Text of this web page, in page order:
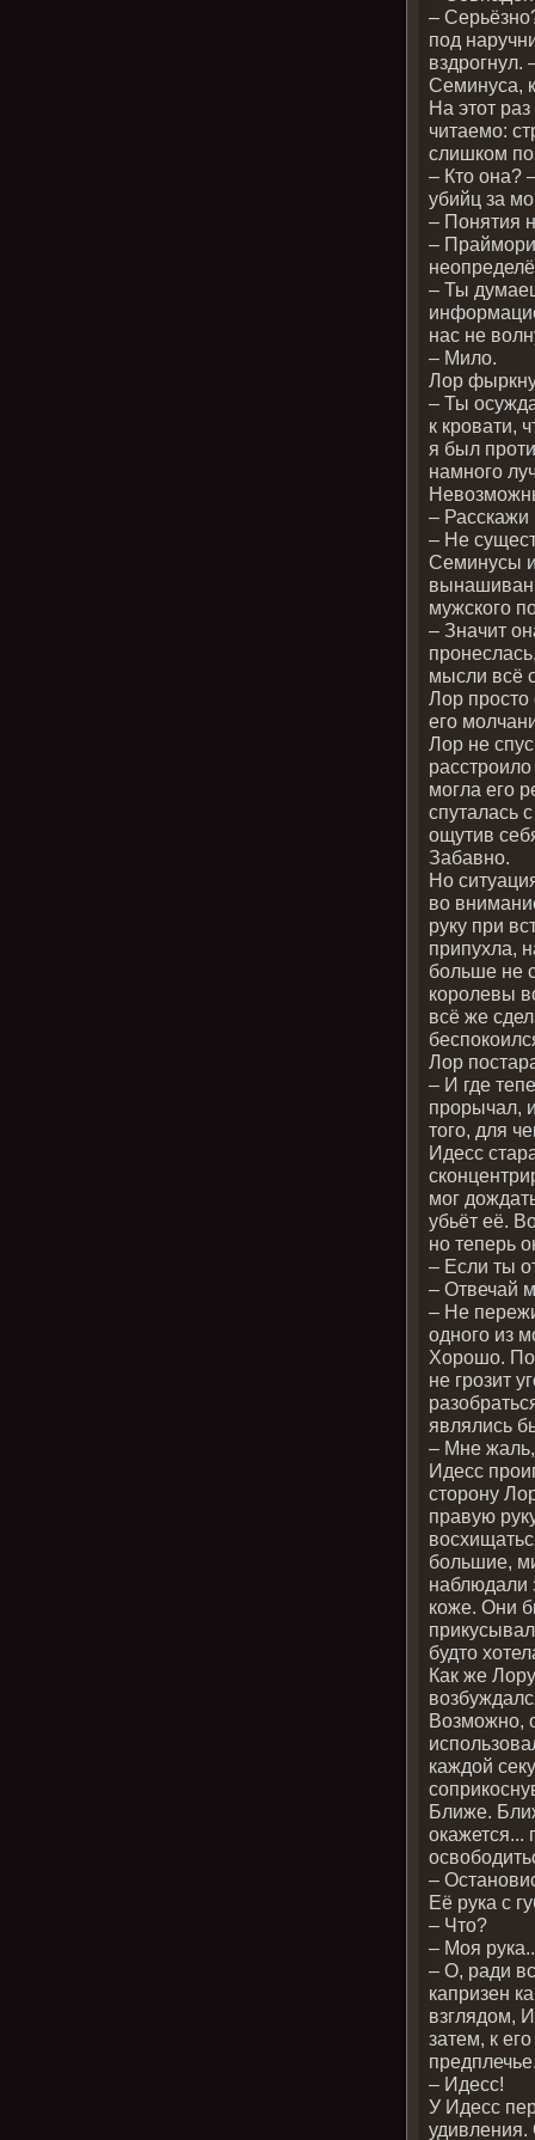
–
под
вздрогнул.
Семинуса,
На этот
читаемо:
слишком
– Кто она?
убийц за
– Понятия
–
– Ты
нас не
– Мило.
Лор
– Ты
к кровати,
я был
намного
–
– Не
Семинусы
мужского
– Значит
мысли всё
Лор
его
Лор не
могла его
спуталась
ощутив
Забавно.
Но
во
руку при
припухла,
больше не
королевы
всё же
Лор
– И где
прорычал,
того, для
Идесс
мог
убьёт её.
но теперь
– Если ты
– Отвечай
– Не
одного из
Хорошо.
не грозит
являлись
– Мне
Идесс
сторону
правую
большие,
наблюдали
коже. Они
будто
Как же
Возможно,
каждой
Ближе.
–
Её рука с
– Что?
– Моя
– О, ради
капризен
взглядом,
затем, к
– Идесс!
У Идесс
удивления.